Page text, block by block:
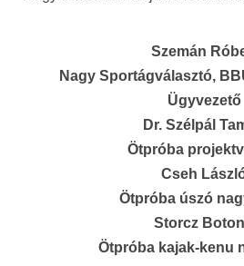
Szemán
Nagy Sportágválasztó,
Ügyvezető
Dr. Szélpál
Ötpróba
Cseh
Ötpróba úszó
Storcz
Ötpróba kajak-kenu